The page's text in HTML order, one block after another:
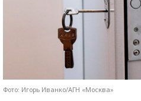
Фото: Игорь Иванко/АГН «Москва»